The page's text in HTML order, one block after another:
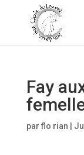
Fay
par flo rian